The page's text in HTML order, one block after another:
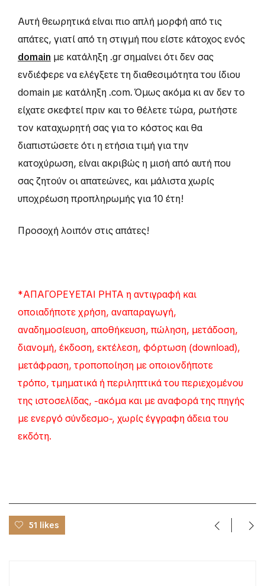
Αυτή θεωρητικά είναι πιο απλή μορφή από τις
απάτες, γιατί από τη στιγμή που είστε κάτοχος ενός
domain με κατάληξη .gr σημαίνει ότι δεν σας
ενδιέφερε να ελέγξετε τη διαθεσιμότητα του ίδιου
domain με κατάληξη .com. Όμως ακόμα κι αν δεν το
είχατε σκεφτεί πριν και το θέλετε τώρα, ρωτήστε
τον καταχωρητή σας για το κόστος και θα
διαπιστώσετε ότι η ετήσια τιμή για την
κατοχύρωση, είναι ακριβώς η μισή από αυτή που
σας ζητούν οι απατεώνες, και μάλιστα χωρίς
υποχρέωση προπληρωμής για 10 έτη!
Προσοχή λοιπόν στις απάτες!
*ΑΠΑΓΟΡΕΥΕΤΑΙ ΡΗΤΑ η αντιγραφή και
οποιαδήποτε χρήση, αναπαραγωγή,
αναδημοσίευση, αποθήκευση, πώληση, μετάδοση,
διανομή, έκδοση, εκτέλεση, φόρτωση (download),
μετάφραση, τροποποίηση με οποιονδήποτε
τρόπο, τμηματικά ή περιληπτικά του περιεχομένου
της ιστοσελίδας, -ακόμα και με αναφορά της πηγής
με ενεργό σύνδεσμο-, χωρίς έγγραφη άδεια του
εκδότη.
51 likes